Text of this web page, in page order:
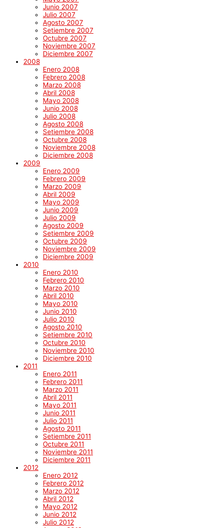
Junio 2007
Julio 2007
Agosto 2007
Setiembre 2007
Octubre 2007
Noviembre 2007
Diciembre 2007
2008
Enero 2008
Febrero 2008
Marzo 2008
Abril 2008
Mayo 2008
Junio 2008
Julio 2008
Agosto 2008
Setiembre 2008
Octubre 2008
Noviembre 2008
Diciembre 2008
2009
Enero 2009
Febrero 2009
Marzo 2009
Abril 2009
Mayo 2009
Junio 2009
Julio 2009
Agosto 2009
Setiembre 2009
Octubre 2009
Noviembre 2009
Diciembre 2009
2010
Enero 2010
Febrero 2010
Marzo 2010
Abril 2010
Mayo 2010
Junio 2010
Julio 2010
Agosto 2010
Setiembre 2010
Octubre 2010
Noviembre 2010
Diciembre 2010
2011
Enero 2011
Febrero 2011
Marzo 2011
Abril 2011
Mayo 2011
Junio 2011
Julio 2011
Agosto 2011
Setiembre 2011
Octubre 2011
Noviembre 2011
Diciembre 2011
2012
Enero 2012
Febrero 2012
Marzo 2012
Abril 2012
Mayo 2012
Junio 2012
Julio 2012